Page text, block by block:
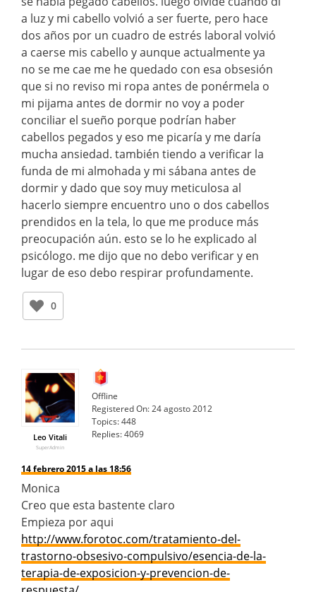
a luz y mi cabello volvió a ser fuerte, pero hace
dos años por un cuadro de estrés laboral volvió
a caerse mis cabello y aunque actualmente ya
no se me cae me he quedado con esa obsesión
que si no reviso mi ropa antes de ponérmela o
mi pijama antes de dormir no voy a poder
conciliar el sueño porque podrían haber
cabellos pegados y eso me picaría y me daría
mucha ansiedad. también tiendo a verificar la
funda de mi almohada y mi sábana antes de
dormir y dado que soy muy meticulosa al
hacerlo siempre encuentro uno o dos cabellos
prendidos en la tela, lo que me produce más
preocupación aún. esto se lo he explicado al
psicólogo. me dijo que no debo verificar y en
lugar de eso debo respirar profundamente.
0
Leo Vitali
SuperAdmin
Offline
Registered On:24 agosto 2012
Topics:448
Replies:4069
14 febrero 2015 a las 18:56
Monica
Creo que esta bastente claro
Empieza por aqui
http://www.forotoc.com/tratamiento-del-
trastorno-obsesivo-compulsivo/esencia-de-la-
terapia-de-exposicion-y-prevencion-de-